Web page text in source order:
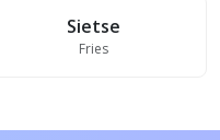
Sietse
Fries